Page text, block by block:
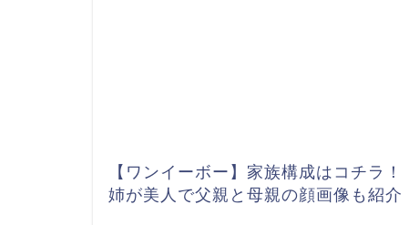
【ワンイーボー】家族構成はコチラ！
姉が美人で父親と母親の顔画像も紹介